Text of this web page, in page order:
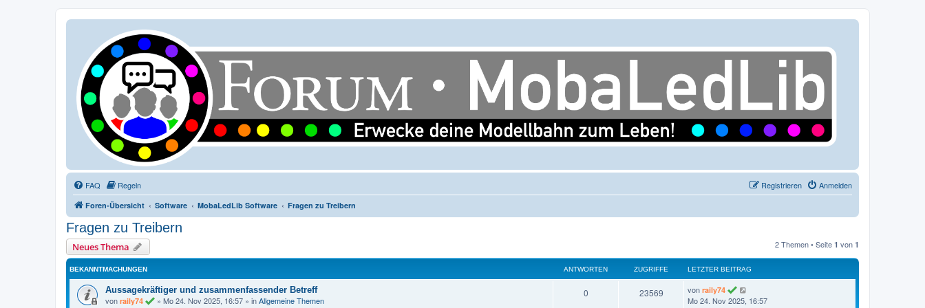
FAQ Regeln Anmelden
Registrieren
Foren-Übersicht Software MobaLedLib Software Fragen zu Treibern
Fragen zu Treibern
Neues Thema 2 Themen • Seite 1 von 1
BEKANNTMACHUNGEN ANTWORTEN ZUGRIFFE LETZTER BEITRAG
Aussagekräftiger und zusammenfassender Betreff
von raily74 » Mo 24. Nov 2025, 16:57 » inAllgemeine Themen
0A
23569Z
L
e
von raily74
Mo 24. Nov 2025, 16:57